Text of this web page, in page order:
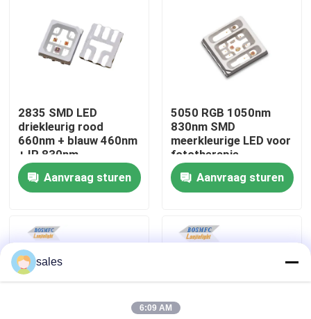
VR-show
Fabrieksreis
Kwaliteitscontrole
Contacteer ons
nieuws
2835 SMD LED
driekleurig rood
660nm + blauw 460nm
+ IR 830nm
gecombineerde chip
LED-licht voor
schoonheidstherapie
Aanvraag sturen
5050 RGB 1050nm
830nm SMD
meerkleurige LED voor
fototherapie
Gezichtsmasker
Aanvraag sturen
sales
6:09 AM